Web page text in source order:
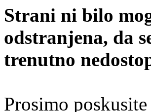
Strani ni bilo
odstranjena, da
trenutno
Prosimo